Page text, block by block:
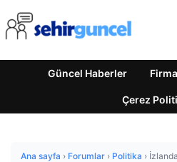
Güncel Haberler
Çerez
Ana sayfa › Forumlar › Politika ›